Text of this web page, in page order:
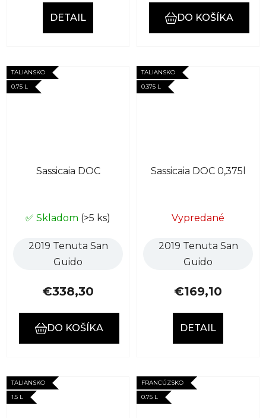
DETAIL DO KOŠÍKA
TALIANSKO
0.75 L
Sassicaia DOC
✅ Skladom (>5 ks)
2019 Tenuta San
Guido
€338,30
DO KOŠÍKA
TALIANSKO
0.375 L
Sassicaia DOC 0,375l
Vypredané
2019 Tenuta San
Guido
€169,10
DETAIL
TALIANSKO
1.5 L
FRANCÚZSKO
0.75 L